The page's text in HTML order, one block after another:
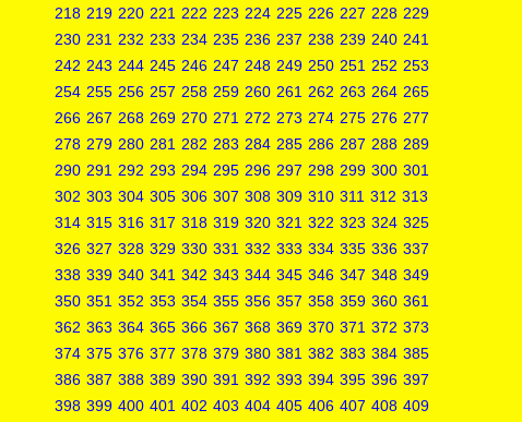
218 219 220 221 222 223 224 225 226 227 228 229
230 231 232 233 234 235 236 237 238 239 240 241
242 243 244 245 246 247 248 249 250 251 252 253
254 255 256 257 258 259 260 261 262 263 264 265
266 267 268 269 270 271 272 273 274 275 276 277
278 279 280 281 282 283 284 285 286 287 288 289
290 291 292 293 294 295 296 297 298 299 300 301
302 303 304 305 306 307 308 309 310 311 312 313
314 315 316 317 318 319 320 321 322 323 324 325
326 327 328 329 330 331 332 333 334 335 336 337
338 339 340 341 342 343 344 345 346 347 348 349
350 351 352 353 354 355 356 357 358 359 360 361
362 363 364 365 366 367 368 369 370 371 372 373
374 375 376 377 378 379 380 381 382 383 384 385
386 387 388 389 390 391 392 393 394 395 396 397
398 399 400 401 402 403 404 405 406 407 408 409